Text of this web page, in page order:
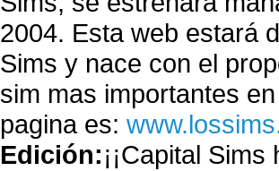
2004. Esta web estará
Sims y nace con el
sim mas importantes
pagina es:
Edición:¡¡Capital